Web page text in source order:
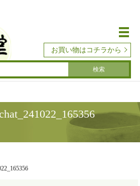
メ
お買い物はコチラから